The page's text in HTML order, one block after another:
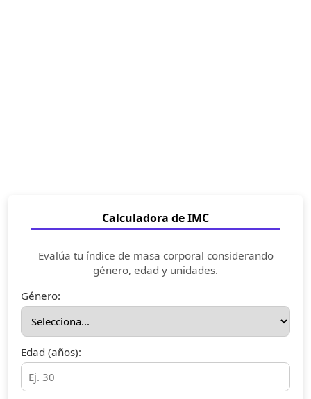
Calculadora de IMC
Evalúa tu índice de masa corporal considerando
género, edad y unidades.
Género:
Edad (años):